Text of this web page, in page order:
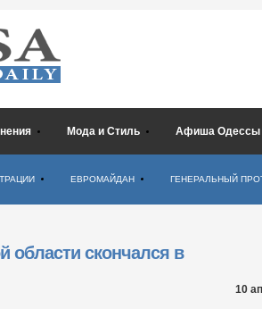
Мода и Стиль Афиша Одессы
ЕВРОМАЙДАН ГЕНЕРАЛЬНЫЙ
области скончался в
10